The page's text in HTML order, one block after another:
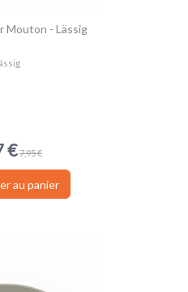
Mouton - Lässig
€ 7,95 €
au panier